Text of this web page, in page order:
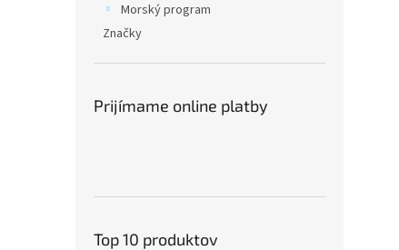
Morský program
Značky
Prijímame online platby
Top 10 produktov